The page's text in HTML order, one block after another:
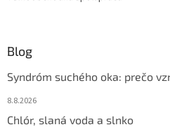
Blog
Syndróm suchého oka: prečo
8.8.2026
Chlór, slaná voda a slnko